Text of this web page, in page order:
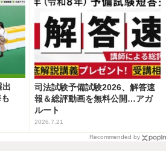
出
司法試験予備試験2026、解答速
報＆総評動画を無料公開…アガ
ルート
2026.7.21
Recommended by